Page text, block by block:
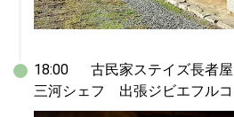
18:00	古民家ステイズ長者屋
三河シェフ　出張ジビエフル